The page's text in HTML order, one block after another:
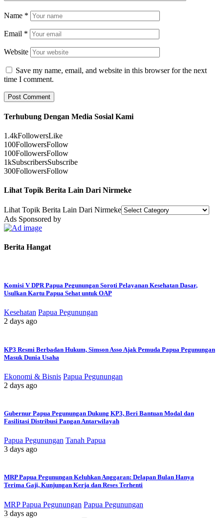
Name *
Email *
Website
Save my name, email, and website in this browser for the next
time I comment.
Terhubung Dengan Media Sosial Kami
1.4kFollowersLike
100FollowersFollow
100FollowersFollow
1kSubscribersSubscribe
300FollowersFollow
Lihat Topik Berita Lain Dari Nirmeke
Lihat Topik Berita Lain Dari Nirmeke
Ads Sponsored by
Berita Hangat
Komisi V DPR Papua Pegunungan Soroti Pelayanan Kesehatan Dasar,
Usulkan Kartu Papua Sehat untuk OAP
Kesehatan Papua Pegunungan
2 days ago
KP3 Resmi Berbadan Hukum, Simson Asso Ajak Pemuda Papua Pegunungan
Masuk Dunia Usaha
Ekonomi & Bisnis Papua Pegunungan
2 days ago
Gubernur Papua Pegunungan Dukung KP3, Beri Bantuan Modal dan
Fasilitasi Distribusi Pangan Antarwilayah
Papua Pegunungan Tanah Papua
3 days ago
MRP Papua Pegunungan Keluhkan Anggaran: Delapan Bulan Hanya
Terima Gaji, Kunjungan Kerja dan Reses Terhenti
MRP Papua Pegunungan Papua Pegunungan
3 days ago